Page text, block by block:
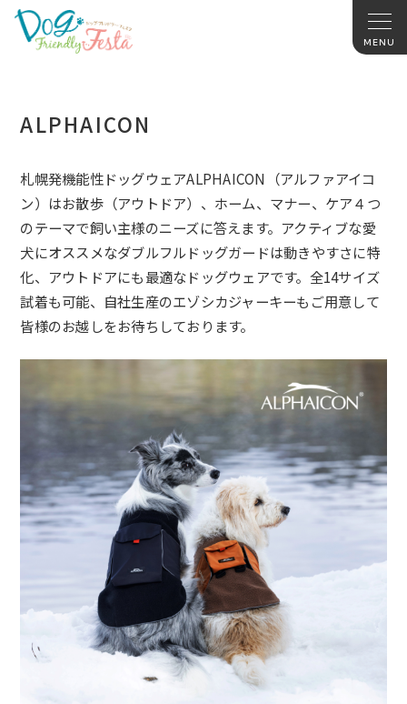
ALPHAICON
札幌発機能性ドッグウェアALPHAICON（アルファアイコ
ン）はお散歩（アウトドア）、ホーム、マナー、 ケア４つ
のテーマで飼い主様のニーズに答えます。 アクティブな愛
犬にオススメなダブルフルドッグガードは動きやすさに特
化、アウトドアにも最適なドッグウェアです。 全14サイズ
試着も可能、 自社生産のエゾシカジャーキーもご用意して
皆様のお越しをお待ち しております。